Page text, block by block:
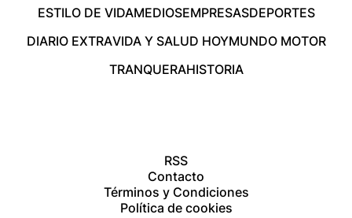
ESTILO DE VIDAMEDIOSEMPRESASDEPORTES
DIARIO EXTRAVIDA Y SALUD HOYMUNDO MOTOR
TRANQUERAHISTORIA
RSS
Contacto
Términos y Condiciones
Política de cookies